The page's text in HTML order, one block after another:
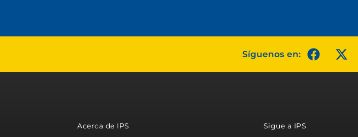
Síguenos en:
Acerca de IPS
Sigue a IPS